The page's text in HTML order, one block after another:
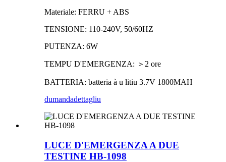
Materiale: FERRU + ABS
TENSIONE: 110-240V, 50/60HZ
PUTENZA: 6W
TEMPU D'EMERGENZA: ＞2 ore
BATTERIA: batteria à u litiu 3.7V 1800MAH
dumandadettagliu
LUCE D'EMERGENZA A DUE
TESTINE HB-1098